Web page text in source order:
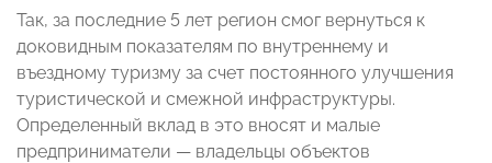
Так, за последние 5 лет регион смог вернуться к
доковидным показателям по внутреннему и
въездному туризму за счет постоянного улучшения
туристической и смежной инфраструктуры.
Определенный вклад в это вносят и малые
предприниматели — владельцы объектов